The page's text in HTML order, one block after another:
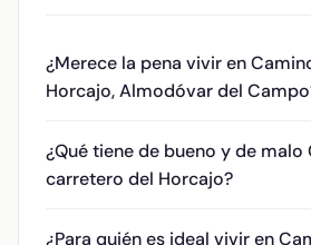
¿Merece la pena vivir en
Horcajo, Almodóvar del
¿Qué tiene de bueno y de malo
carretero del Horcajo?
¿Para quién es ideal vivir en